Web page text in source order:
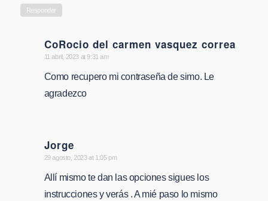
Responder
CoRocio del carmen vasquez correa
says:
11 abril, 2023 at 9:31 am
Como recupero mi contraseña de simo. Le
agradezco
Jorge
says:
29 agosto, 2023 at 1:05 pm
Allí mismo te dan las opciones sigues los
instrucciones y verás . A mié paso lo mismo